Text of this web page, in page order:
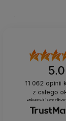
5.0
11 062 opinii
z całego
zebranych i